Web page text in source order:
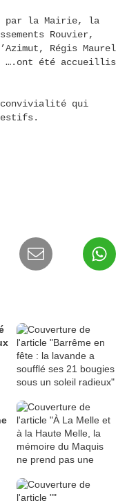
par la Mairie, la
Rouvier,
Régis Maurel
….ont été accueillis
convivialité qui